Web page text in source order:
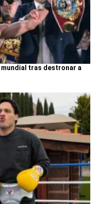
mundial tras destronar a